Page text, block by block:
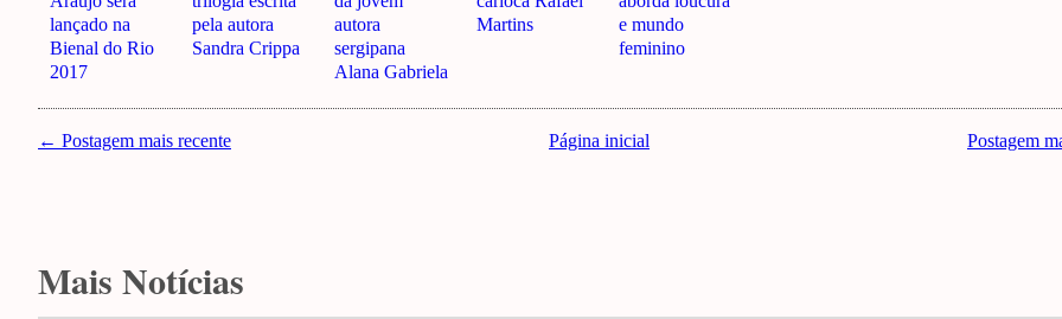
lançado na
Bienal do Rio
2017
pela autora
Sandra Crippa
autora
sergipana
Alana Gabriela
Martins
e mundo
feminino
← Postagem mais recente Postagem
Página inicial
Mais Notícias